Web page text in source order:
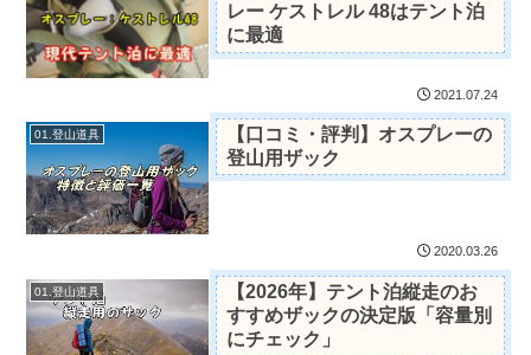
レー ケストレル 48はテント泊
に最適
2021.07.24
01.登山道具
【口コミ・評判】オスプレーの
登山用ザック
2020.03.26
01.登山道具
【2026年】テント泊縦走のお
すすめザックの決定版「容量別
にチェック」